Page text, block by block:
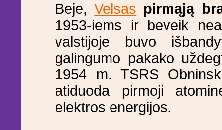
Beje,Velsas pirmąją
1953-iems ir beveik
valstijoje buvo
galingumo pakako
1954 m. TSRS
atiduoda pirmoji
elektros energijos.